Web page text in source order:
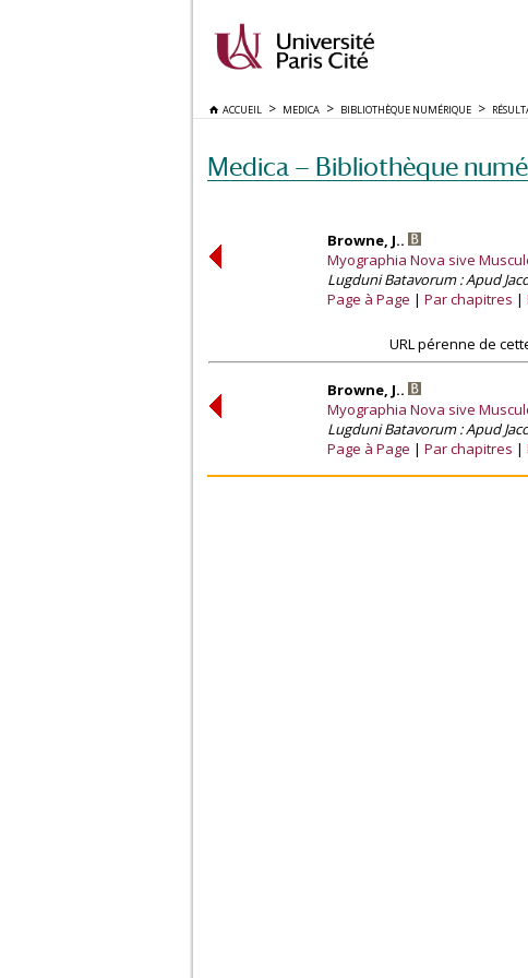
ACCUEIL MEDICA BIBLIOTHÈQUE NUMÉRIQUE
Medica — Bibliothèque
Browne, J..
Myographia Nova sive
Lugduni Batavorum : Apud
Page à Page
Par chapitres
URL pérenne de
Browne, J..
Myographia Nova sive
Lugduni Batavorum : Apud
Page à Page
Par chapitres